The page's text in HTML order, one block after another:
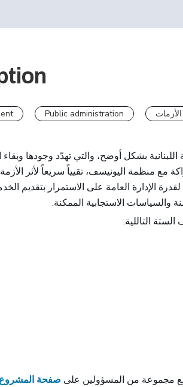
Public administration
بشكل أوضح، والتي تهدّد وجودها وبقاء
مع منظمة اليونيسف، تقيياً سريعاً لأثر
الإدارة العامة على الاستمرار بتقديم
والسياسات الاستجابية الممكنة.
التاللية:
مع مجموعة من المسؤولين على صفحة المشروع